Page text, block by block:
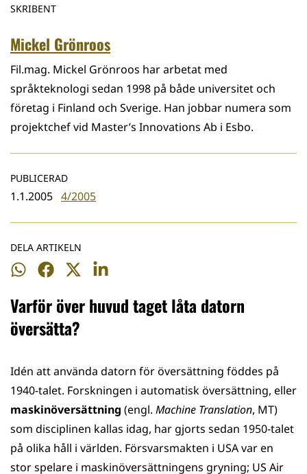
SKRIBENT
Mickel Grönroos
Fil.mag. Mickel Grönroos har arbetat med
språkteknologi sedan 1998 på både universitet och
företag i Finland och Sverige. Han jobbar numera som
projektchef vid Master’s Innovations Ab i Esbo.
PUBLICERAD
1.1.2005 4/2005
DELA ARTIKELN
Dela
WhatsApp
Dela
Facebook
Dela
Twitter
Dela
LinkedIn
Varför över huvud taget låta datorn
översätta?
Idén att använda datorn för översättning föddes på
1940-talet. Forskningen i automatisk översättning, eller
maskinöversättning (engl. Machine Translation, MT)
som disciplinen kallas idag, har gjorts sedan 1950-talet
på olika håll i världen. Försvarsmakten i USA var en
stor spelare i maskinöversättningens gryning; US Air